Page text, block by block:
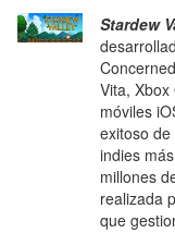
Stardew
Vita,
móviles
exitoso
indies
millones
realizada
que